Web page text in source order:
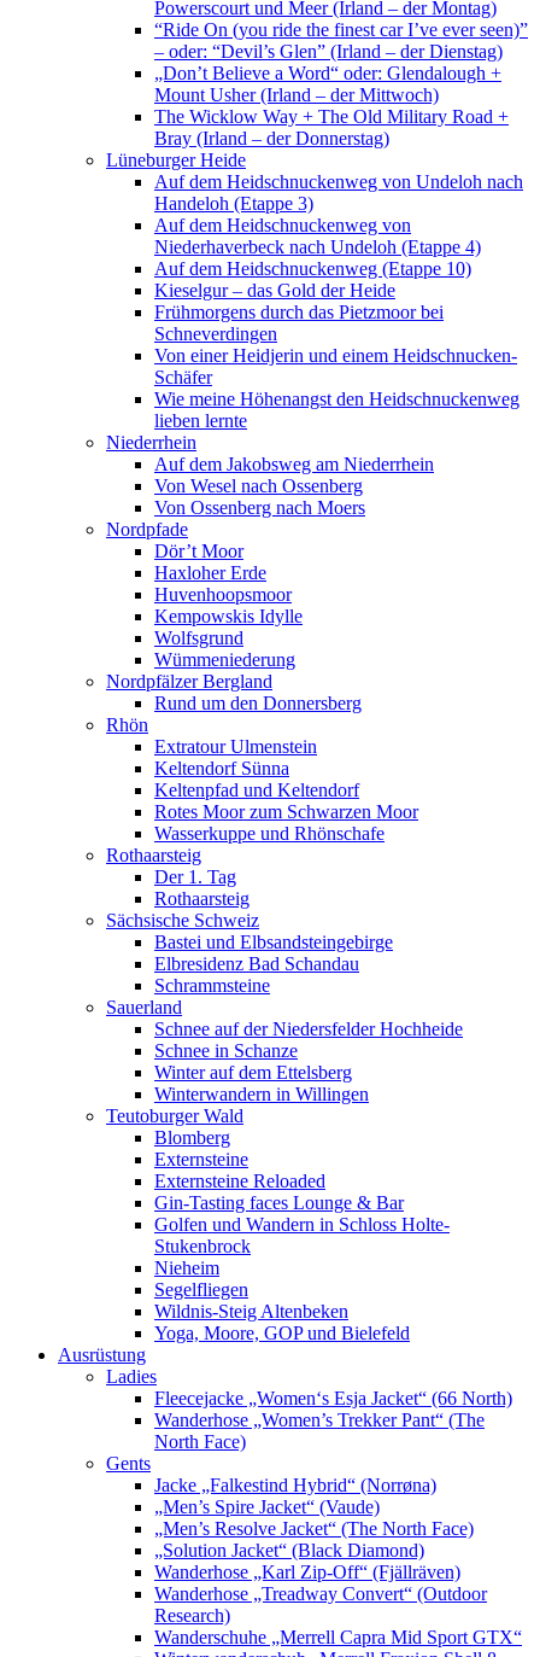
Powerscourt und Meer (Irland – der Montag)
“Ride On (you ride the finest car I’ve ever seen)”
– oder: “Devil’s Glen” (Irland – der Dienstag)
„Don’t Believe a Word“ oder: Glendalough +
Mount Usher (Irland – der Mittwoch)
The Wicklow Way + The Old Military Road +
Bray (Irland – der Donnerstag)
Lüneburger Heide
Auf dem Heidschnuckenweg von Undeloh nach
Handeloh (Etappe 3)
Auf dem Heidschnuckenweg von
Niederhaverbeck nach Undeloh (Etappe 4)
Auf dem Heidschnuckenweg (Etappe 10)
Kieselgur – das Gold der Heide
Frühmorgens durch das Pietzmoor bei
Schneverdingen
Von einer Heidjerin und einem Heidschnucken-
Schäfer
Wie meine Höhenangst den Heidschnuckenweg
lieben lernte
Niederrhein
Auf dem Jakobsweg am Niederrhein
Von Wesel nach Ossenberg
Von Ossenberg nach Moers
Nordpfade
Dör’t Moor
Haxloher Erde
Huvenhoopsmoor
Kempowskis Idylle
Wolfsgrund
Wümmeniederung
Nordpfälzer Bergland
Rund um den Donnersberg
Rhön
Extratour Ulmenstein
Keltendorf Sünna
Keltenpfad und Keltendorf
Rotes Moor zum Schwarzen Moor
Wasserkuppe und Rhönschafe
Rothaarsteig
Der 1. Tag
Rothaarsteig
Sächsische Schweiz
Bastei und Elbsandsteingebirge
Elbresidenz Bad Schandau
Schrammsteine
Sauerland
Schnee auf der Niedersfelder Hochheide
Schnee in Schanze
Winter auf dem Ettelsberg
Winterwandern in Willingen
Teutoburger Wald
Blomberg
Externsteine
Externsteine Reloaded
Gin-Tasting faces Lounge & Bar
Golfen und Wandern in Schloss Holte-
Stukenbrock
Nieheim
Segelfliegen
Wildnis-Steig Altenbeken
Yoga, Moore, GOP und Bielefeld
Ausrüstung
Ladies
Fleecejacke „Women‘s Esja Jacket“ (66 North)
Wanderhose „Women’s Trekker Pant“ (The
North Face)
Gents
Jacke „Falkestind Hybrid“ (Norrøna)
„Men’s Spire Jacket“ (Vaude)
„Men’s Resolve Jacket“ (The North Face)
„Solution Jacket“ (Black Diamond)
Wanderhose „Karl Zip-Off“ (Fjällräven)
Wanderhose „Treadway Convert“ (Outdoor
Research)
Wanderschuhe „Merrell Capra Mid Sport GTX“